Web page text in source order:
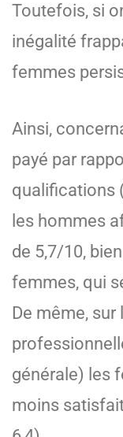
Toutefois, si
inégalité
femmes
Ainsi,
payé par
qualifications
les hommes
de 5,7/10,
femmes, qui
De même, sur
générale) les
moins